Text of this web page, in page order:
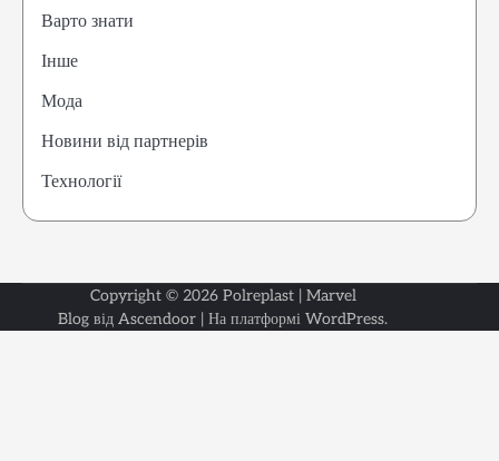
Варто знати
Інше
Мода
Новини від партнерів
Технології
Copyright © 2026 Polreplast| Marvel
Blog від Ascendoor | На платформі WordPress.